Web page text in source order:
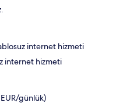
internet hizmeti
internet hizmeti
günlük)